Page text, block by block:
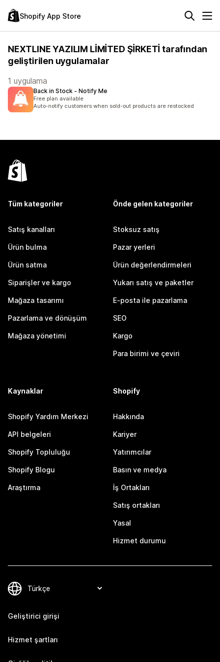
Shopify App Store
NEXTLINE YAZILIM LİMİTED ŞİRKETİ tarafından
geliştirilen uygulamalar
1 uygulama
Back in Stock ‑ Notify Me
Free plan available
Auto-notify customers when sold-out products are restocked
Tüm kategoriler
Satış kanalları
Ürün bulma
Ürün satma
Siparişler ve kargo
Mağaza tasarımı
Pazarlama ve dönüşüm
Mağaza yönetimi
Önde gelen kategoriler
Stoksuz satış
Pazar yerleri
Ürün değerlendirmeleri
Yukarı satış ve paketler
E-posta ile pazarlama
SEO
Kargo
Para birimi ve çeviri
Kaynaklar
Shopify Yardım Merkezi
API belgeleri
Shopify Topluluğu
Shopify Blogu
Araştırma
Shopify
Hakkında
Kariyer
Yatırımcılar
Basın ve medya
İş Ortakları
Satış ortakları
Yasal
Hizmet durumu
Geliştirici girişi
Hizmet şartları